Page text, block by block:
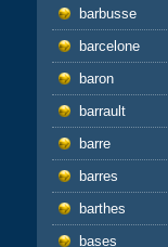
barbusse
barcelone
baron
barrault
barre
barres
barthes
bases